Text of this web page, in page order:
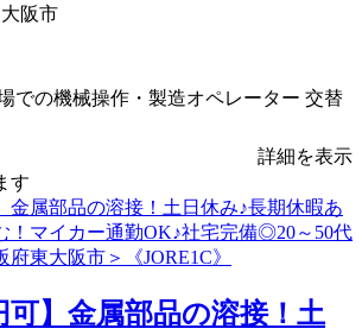
阪市
での機械操作・製造オペレーター 交替
詳細を表示
す
可】金属部品の溶接！土